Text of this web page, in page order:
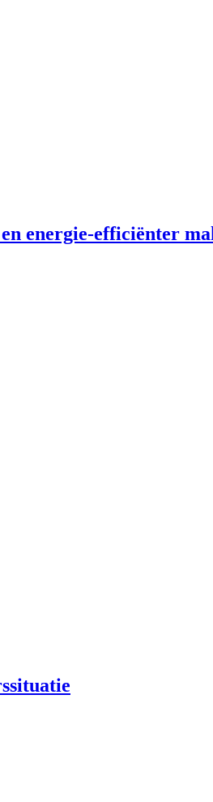
energie-efficiënter